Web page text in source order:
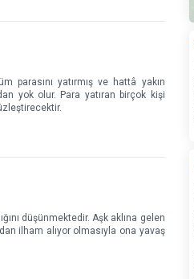
parasını yatırmış ve hattâ yakın
yok olur. Para yatıran birçok kişi
düşünmektedir. Aşk aklına gelen
ilham alıyor olmasıyla ona yavaş